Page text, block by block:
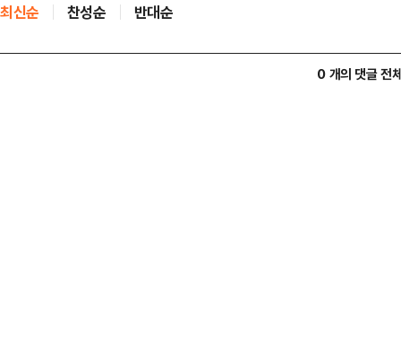
최신순 찬성순 반대순
0 개의 댓글 전